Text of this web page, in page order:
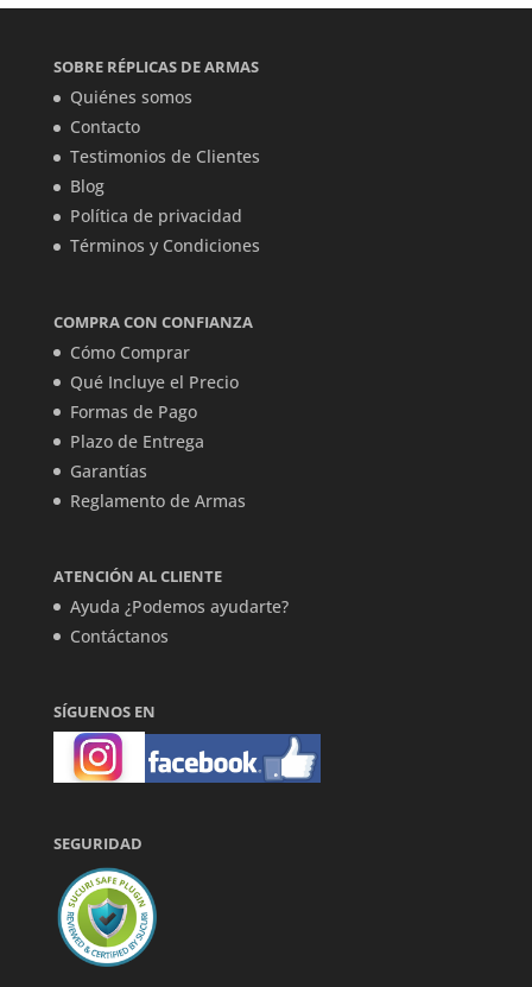
SOBRE RÉPLICAS DE ARMAS
Quiénes somos
Contacto
Testimonios de Clientes
Blog
Política de privacidad
Términos y Condiciones
COMPRA CON CONFIANZA
Cómo Comprar
Qué Incluye el Precio
Formas de Pago
Plazo de Entrega
Garantías
Reglamento de Armas
ATENCIÓN AL CLIENTE
Ayuda ¿Podemos ayudarte?
Contáctanos
SÍGUENOS EN
SEGURIDAD